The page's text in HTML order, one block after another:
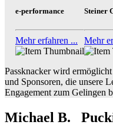
e-performance
Mehr erfahren ...
Steiner
Mehr
Passknacker wird
und Sponsoren, die unsere
Engagement zum Gelingen
Michael B.